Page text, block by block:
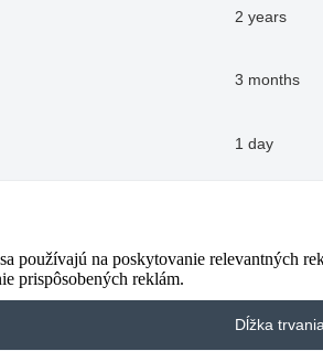
2 years
3 months
1 day
používajú na poskytovanie relevantných
prispôsobených reklám.
Dĺžka